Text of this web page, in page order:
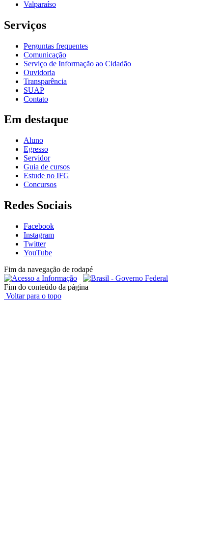
Valparaíso
Serviços
Perguntas frequentes
Comunicação
Serviço de Informação ao Cidadão
Ouvidoria
Transparência
SUAP
Contato
Em destaque
Aluno
Egresso
Servidor
Guia de cursos
Estude no IFG
Concursos
Redes Sociais
Facebook
Instagram
Twitter
YouTube
Fim da navegação de rodapé
Fim do conteúdo da página
Voltar para o topo